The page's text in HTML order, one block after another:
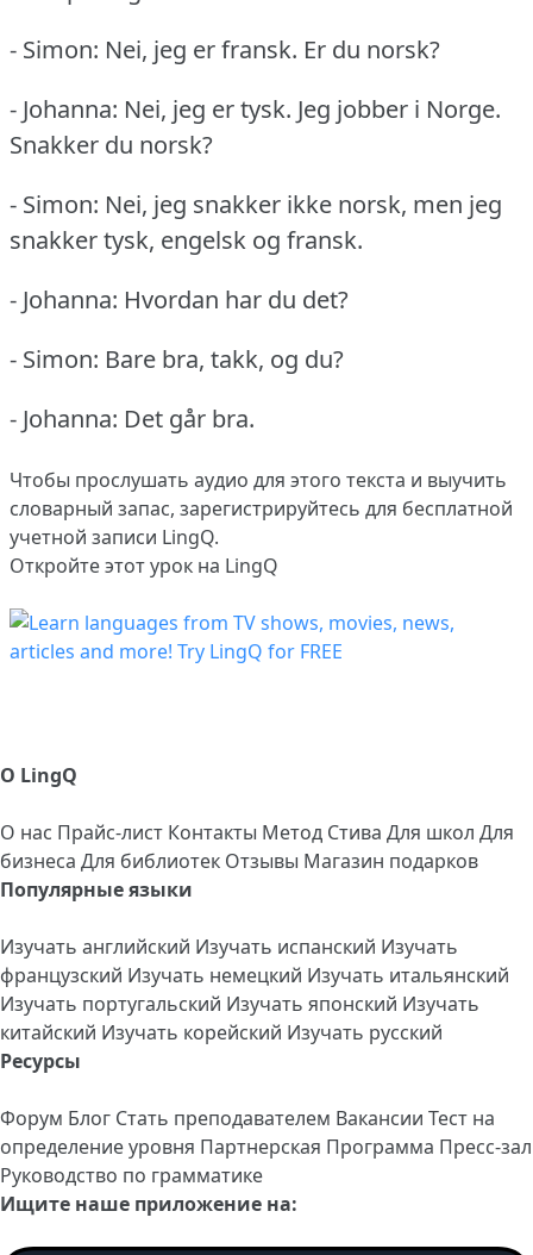
- Simon: Nei, jeg er fransk. Er du norsk?
- Johanna: Nei, jeg er tysk. Jeg jobber i Norge.
Snakker du norsk?
- Simon: Nei, jeg snakker ikke norsk, men jeg
snakker tysk, engelsk og fransk.
- Johanna: Hvordan har du det?
- Simon: Bare bra, takk, og du?
- Johanna: Det går bra.
Чтобы прослушать аудио для этого текста и выучить
словарный запас, зарегистрируйтесь для бесплатной
учетной записи LingQ.
Откройте этот урок на LingQ
О LingQ
О нас Прайс-лист Контакты Метод Стива Для школ Для
бизнеса Для библиотек Отзывы Магазин подарков
Популярные языки
Изучать английский Изучать испанский Изучать
французский Изучать немецкий Изучать итальянский
Изучать португальский Изучать японский Изучать
китайский Изучать корейский Изучать русский
Ресурсы
Форум Блог Стать преподавателем Вакансии Тест на
определение уровня Партнерская Программа Пресс-зал
Руководство по грамматике
Ищите наше приложение на: